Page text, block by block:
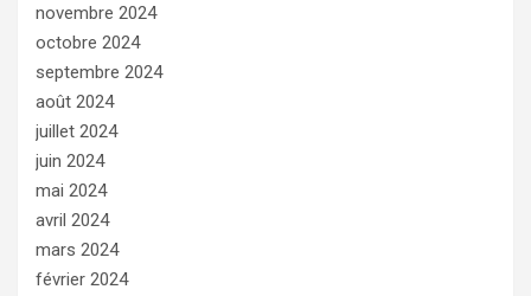
novembre 2024
octobre 2024
septembre 2024
août 2024
juillet 2024
juin 2024
mai 2024
avril 2024
mars 2024
février 2024